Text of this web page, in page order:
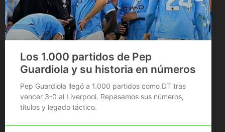
Los 1.000 partidos de Pep
Guardiola y su historia en números
Pep Guardiola llegó a 1.000 partidos como DT tras
vencer 3-0 al Liverpool. Repasamos sus números,
títulos y legado táctico.